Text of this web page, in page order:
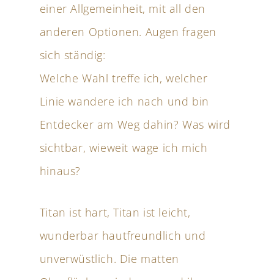
einer Allgemeinheit, mit all den
anderen Optionen. Augen fragen
sich ständig:
Welche Wahl treffe ich, welcher
Linie wandere ich nach und bin
Entdecker am Weg dahin? Was wird
sichtbar, wieweit wage ich mich
hinaus?
Titan ist hart, Titan ist leicht,
wunderbar hautfreundlich und
unverwüstlich. Die matten